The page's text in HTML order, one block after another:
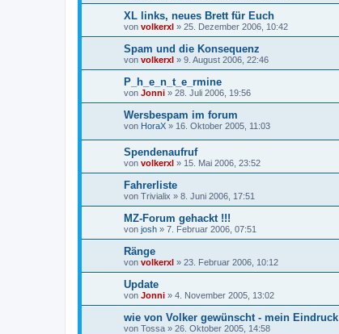
XL links, neues Brett für Euch
von volkerxl » 25. Dezember 2006, 10:42
Spam und die Konsequenz
von volkerxl » 9. August 2006, 22:46
P_h_e_n_t_e_rmine
von Jonni » 28. Juli 2006, 19:56
Wersbespam im forum
von HoraX » 16. Oktober 2005, 11:03
Spendenaufruf
von volkerxl » 15. Mai 2006, 23:52
Fahrerliste
von Trivialix » 8. Juni 2006, 17:51
MZ-Forum gehackt !!!
von josh » 7. Februar 2006, 07:51
Ränge
von volkerxl » 23. Februar 2006, 10:12
Update
von Jonni » 4. November 2005, 13:02
wie von Volker gewünscht - mein Eindruck
von Tossa » 26. Oktober 2005, 14:58